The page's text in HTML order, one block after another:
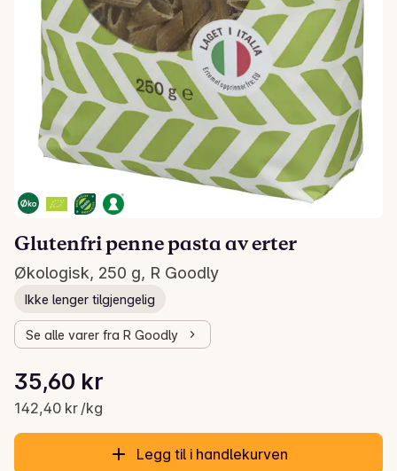
Glutenfri penne pasta av erter
Økologisk, 250 g, R Goodly
Ikke lenger tilgjengelig
Se alle varer fra R Goodly
Gjeldende pris er: 35,60 kr
35,60 kr
142,40 kr /kg
Stykkpris: 142,40 kr /kg
Legg til i handlekurven